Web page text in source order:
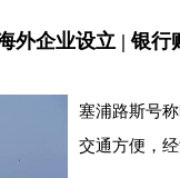
企业设立 | 银行
塞浦路斯号
交通方便，